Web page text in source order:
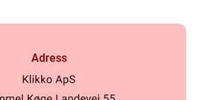
Adress